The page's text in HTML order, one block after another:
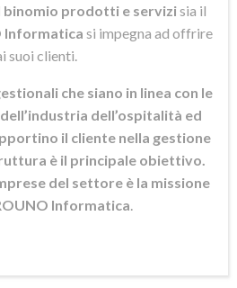
binomio prodotti e servizisia il
Informatica si impegna ad offrire
suoi clienti.
che siano in linea con le
dell’ospitalità ed
il cliente nella gestione
è il principale obiettivo.
del settore è la missione
Informatica